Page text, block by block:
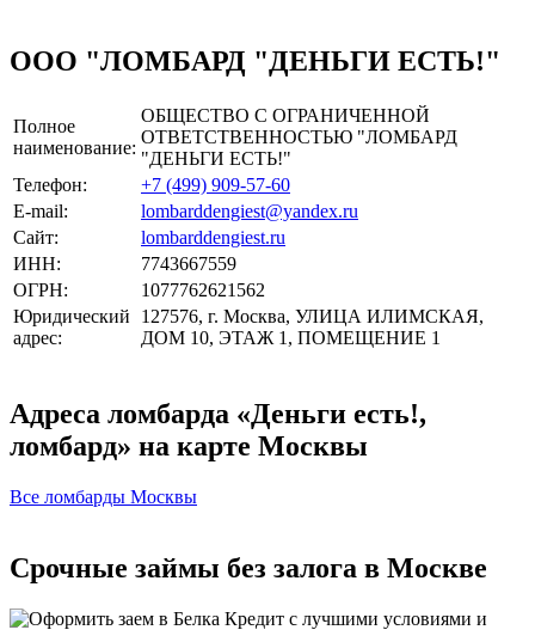
ООО "ЛОМБАРД "ДЕНЬГИ ЕСТЬ!"
Полное
наименование:
ОБЩЕСТВО С ОГРАНИЧЕННОЙ
ОТВЕТСТВЕННОСТЬЮ "ЛОМБАРД
"ДЕНЬГИ ЕСТЬ!"
Телефон:
+7 (499) 909-57-60
E-mail:
lombarddengiest@yandex.ru
Сайт:
lombarddengiest.ru
ИНН:
7743667559
ОГРН:
1077762621562
Юридический
адрес:
127576, г. Москва, УЛИЦА ИЛИМСКАЯ,
ДОМ 10, ЭТАЖ 1, ПОМЕЩЕНИЕ 1
Адреса ломбарда «Деньги есть!,
ломбард» на карте Москвы
Все ломбарды Москвы
Срочные займы без залога в Москве